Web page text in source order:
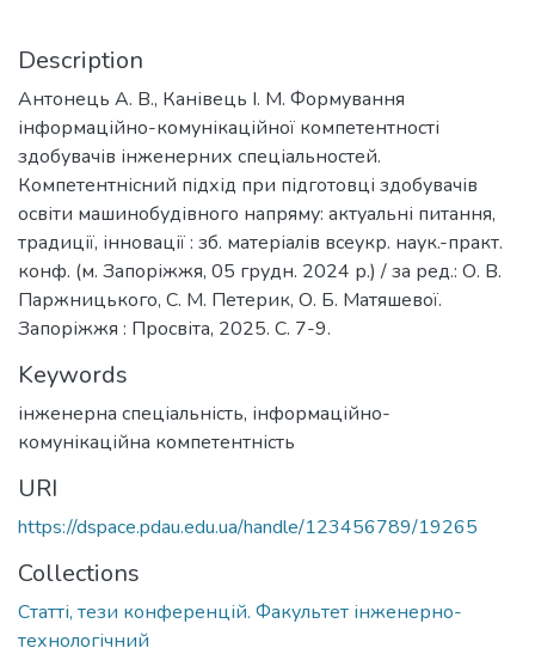
Description
Антонець А. В., Канівець І. М. Формування
інформаційно-комунікаційної компетентності
здобувачів інженерних спеціальностей.
Компетентнісний підхід при підготовці здобувачів
освіти машинобудівного напряму: актуальні питання,
традиції, інновації : зб. матеріалів всеукр. наук.-практ.
конф. (м. Запоріжжя, 05 грудн. 2024 р.) / за ред.: О. В.
Паржницького, С. М. Петерик, О. Б. Матяшевої.
Запоріжжя : Просвіта, 2025. С. 7-9.
Keywords
інженерна спеціальність, інформаційно-
комунікаційна компетентність
URI
https://dspace.pdau.edu.ua/handle/123456789/19265
Collections
Статті, тези конференцій. Факультет інженерно-
технологічний